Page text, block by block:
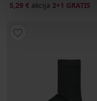
5,29 € akcija 2+1 GRATIS